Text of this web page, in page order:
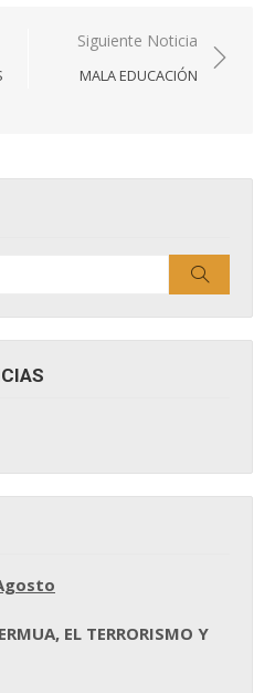
Siguiente Noticia
MALA EDUCACIÓN
EL TERRORISMO Y